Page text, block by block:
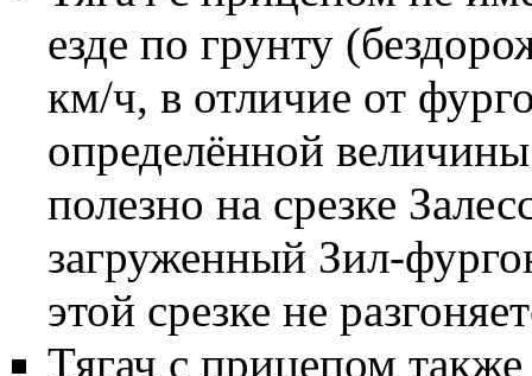
езде по грунту
км/ч, в отличие от
определённой
полезно на срезке
загруженный Зил-
этой срезке не
Тягач с прицепом также